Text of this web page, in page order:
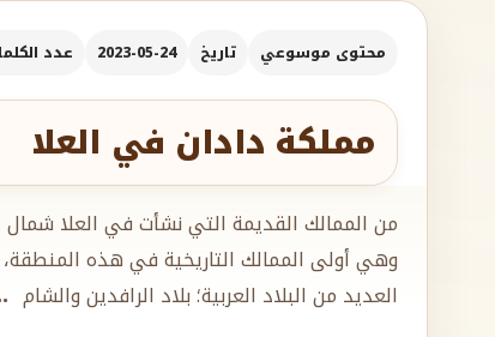
محتوى موسوعي تاريخ 2023-05-24 عدد
مملكة دادان في العلا
من الممالك القديمة التي نشأت في العلا شمال
وهي أولى الممالك التاريخية في هذه
العديد من البلاد العربية؛ بلاد الرافدين والشام